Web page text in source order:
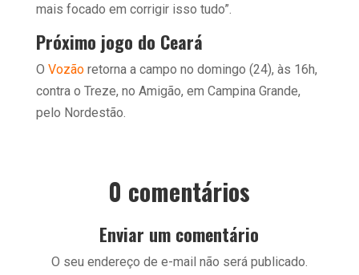
mais focado em corrigir isso tudo”.
Próximo jogo do Ceará
O Vozãoretorna a campo no domingo (24), às 16h,
contra o Treze, no Amigão, em Campina Grande,
pelo Nordestão.
0 comentários
Enviar um comentário
O seu endereço de e-mail não será publicado.